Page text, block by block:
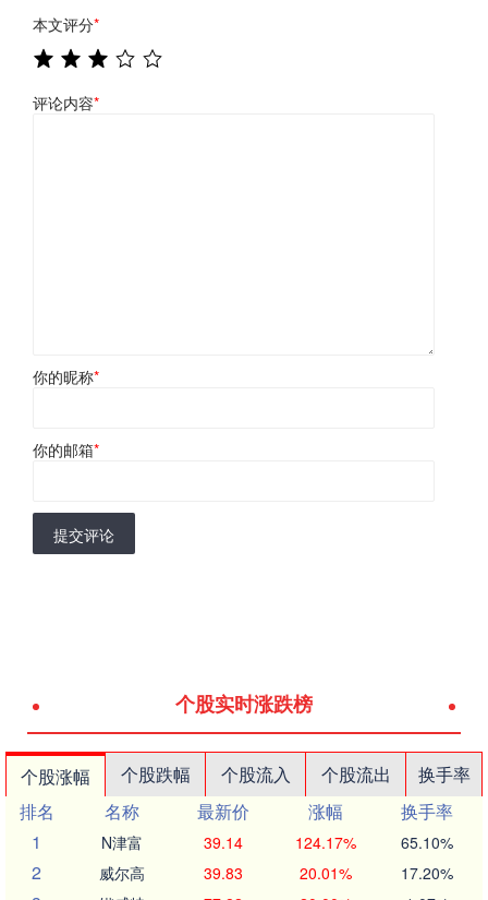
本文评分*
评论内容*
你的昵称*
你的邮箱*
提交评论
个股实时涨跌榜
个股涨幅 个股跌幅 个股流入 个股流出
换手率
排名
名称 最新价 涨幅
换手率
1
N津富 39.14 124.17% 65.10%
2 威尔高 39.83 20.01% 17.20%